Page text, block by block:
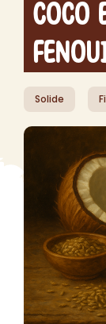
Coco
Solide